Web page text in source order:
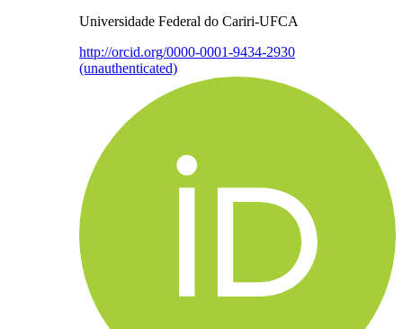
Universidade Federal do Cariri-UFCA
http://orcid.org/0000-0001-9434-2930
(unauthenticated)